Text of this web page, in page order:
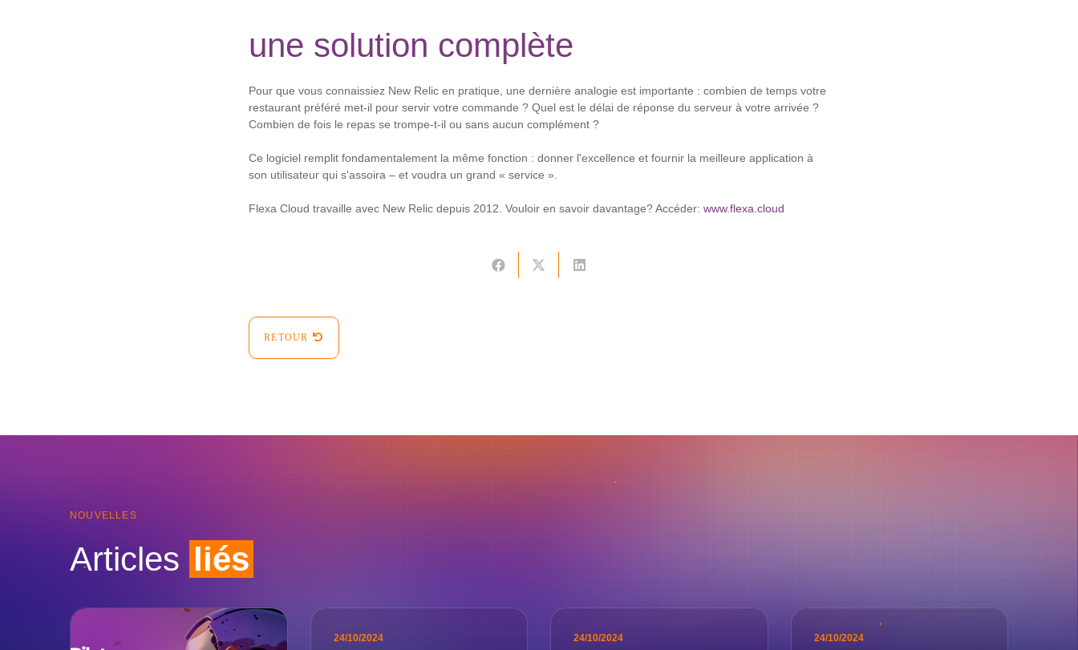
une solution complète
Pour que vous connaissiez New Relic en pratique, une dernière analogie est importante : combien de temps votre
restaurant préféré met-il pour servir votre commande ? Quel est le délai de réponse du serveur à votre arrivée ?
Combien de fois le repas se trompe-t-il ou sans aucun complément ?
Ce logiciel remplit fondamentalement la même fonction : donner l'excellence et fournir la meilleure application à
son utilisateur qui s'assoira – et voudra un grand « service ».
Flexa Cloud travaille avec New Relic depuis 2012. Vouloir en savoir davantage? Accéder: www.flexa.cloud
RETOUR
NOUVELLES
Articles liés
24/10/2024 24/10/2024 24/10/2024